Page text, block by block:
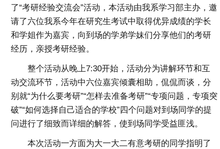
了“考研经验交流会”活动，本活动由我系学习部主办，邀
请了六位我系今年在研究生考试中取得优异成绩的学长
和学姐作为嘉宾，向到场的学弟学妹们分享他们的考研
经历，亲授考研经验。
整个活动从晚上7:30开始，活动分为讲解环节和互
动交流环节，活动中六位嘉宾倾囊相助，侃侃而谈，分
别就“为什么要考研”“怎样去准备考研”“专项问题，专项突
破”“如何选择自己适合的学校”四个问题对到场同学的提
问进行了细致而详细的解答，使到场同学受益匪浅。
本次活动一方面为大一大二有意考研的同学指明了